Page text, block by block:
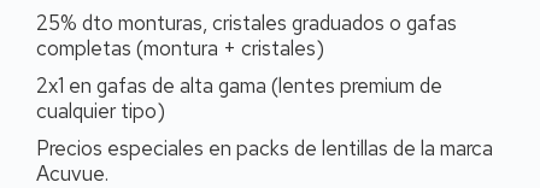
25% dto monturas, cristales graduados o gafas
completas (montura + cristales)
2x1 en gafas de alta gama (lentes premium de
cualquier tipo)
Precios especiales en packs de lentillas de la marca
Acuvue.